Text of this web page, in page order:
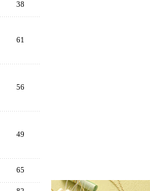
38
61
56
49
65